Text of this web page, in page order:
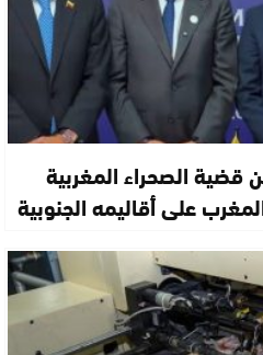
قضية الصحراء المغربية
على أقاليمه الجنوبية